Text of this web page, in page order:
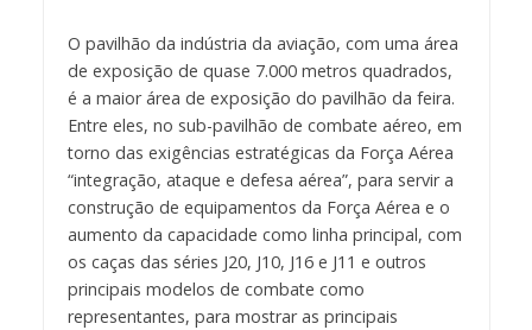
O pavilhão da indústria da aviação, com uma área
de exposição de quase 7.000 metros quadrados,
é a maior área de exposição do pavilhão da feira.
Entre eles, no sub-pavilhão de combate aéreo, em
torno das exigências estratégicas da Força Aérea
“integração, ataque e defesa aérea”, para servir a
construção de equipamentos da Força Aérea e o
aumento da capacidade como linha principal, com
os caças das séries J20, J10, J16 e J11 e outros
principais modelos de combate como
representantes, para mostrar as principais